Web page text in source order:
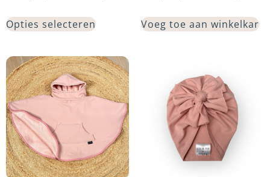
Opties selecteren Voeg toe aan winkelkar